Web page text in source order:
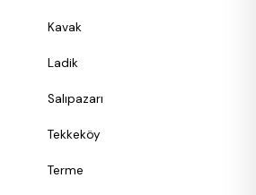
Kavak
Ladik
Salıpazarı
Tekkeköy
Terme